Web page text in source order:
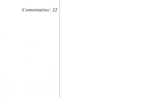
Comentarios: 22